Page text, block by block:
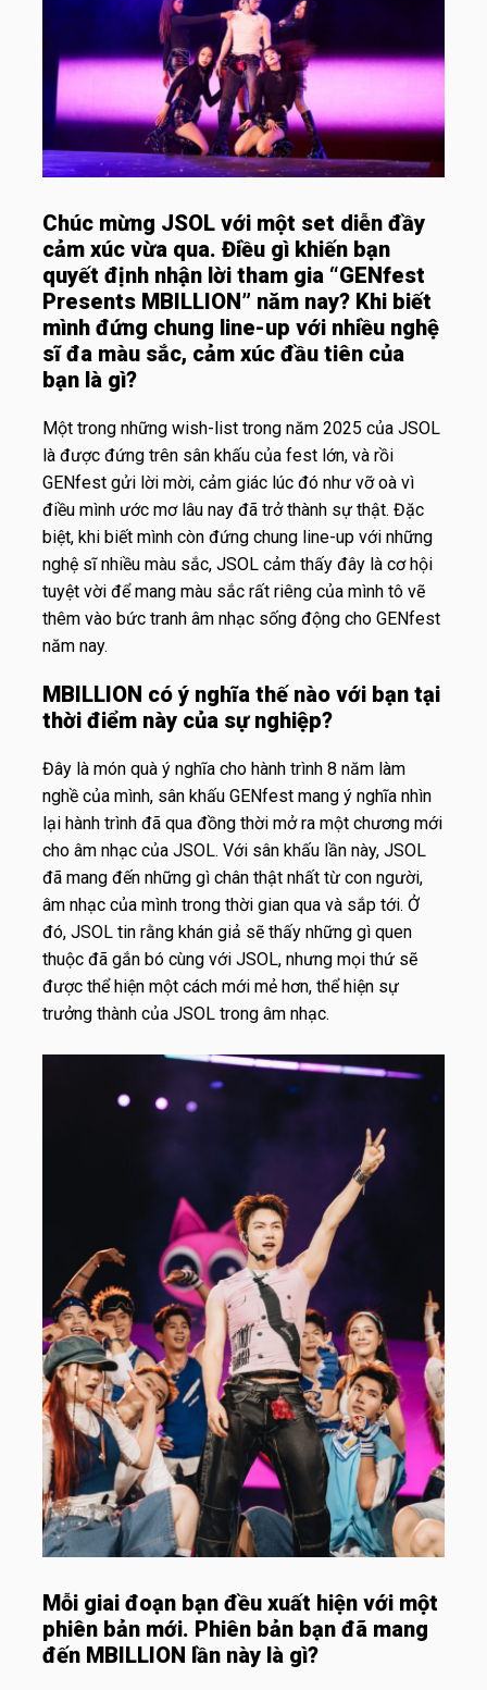
Chúc mừng JSOL với một set diễn đầy
cảm xúc vừa qua. Điều gì khiến bạn
quyết định nhận lời tham gia “GENfest
Presents MBILLION” năm nay? Khi biết
mình đứng chung line-up với nhiều nghệ
sĩ đa màu sắc, cảm xúc đầu tiên của
bạn là gì?
Một trong những wish-list trong năm 2025 của JSOL
là được đứng trên sân khấu của fest lớn, và rồi
GENfest gửi lời mời, cảm giác lúc đó như vỡ oà vì
điều mình ước mơ lâu nay đã trở thành sự thật. Đặc
biệt, khi biết mình còn đứng chung line-up với những
nghệ sĩ nhiều màu sắc, JSOL cảm thấy đây là cơ hội
tuyệt vời để mang màu sắc rất riêng của mình tô vẽ
thêm vào bức tranh âm nhạc sống động cho GENfest
năm nay.
MBILLION có ý nghĩa thế nào với bạn tại
thời điểm này của sự nghiệp?
Đây là món quà ý nghĩa cho hành trình 8 năm làm
nghề của mình, sân khấu GENfest mang ý nghĩa nhìn
lại hành trình đã qua đồng thời mở ra một chương mới
cho âm nhạc của JSOL. Với sân khấu lần này, JSOL
đã mang đến những gì chân thật nhất từ con người,
âm nhạc của mình trong thời gian qua và sắp tới. Ở
đó, JSOL tin rằng khán giả sẽ thấy những gì quen
thuộc đã gắn bó cùng với JSOL, nhưng mọi thứ sẽ
được thể hiện một cách mới mẻ hơn, thể hiện sự
trưởng thành của JSOL trong âm nhạc.
Mỗi giai đoạn bạn đều xuất hiện với một
phiên bản mới. Phiên bản bạn đã mang
đến MBILLION lần này là gì?